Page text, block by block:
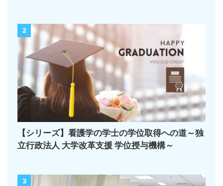
2
【シリーズ】看護学の学士の学位取得への道～独
立行政法人 大学改革支援 学位授与機構～
3